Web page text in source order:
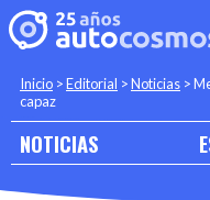
Inicio >Editorial >Noticias >
capaz
NOTICIAS